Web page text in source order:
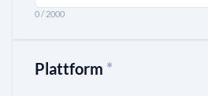
0 / 2000
Plattform *